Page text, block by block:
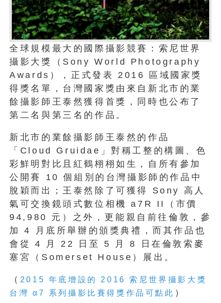
全球規模最大的國際攝影競賽：索尼世界
攝影大獎（Sony World Photography
Awards），正式發表 2016 區域國家獎
得獎名單，台灣國家獎由來自新北市的業
餘攝影師王泰然獲得首獎，同時也公布了
第二名與第三名的作品。
新北市的業餘攝影師王泰然的作品
「Cloud Gruidae」對稱工整的構圖、色
彩鮮明對比且紅鶴栩栩如生，自所有參加
公開賽 10 個組別的台灣攝影師的作品中
脫穎而出；王泰然除了可獲得 Sony 高人
氣可交換鏡頭式數位相機 a7R II（市價
94,980 元）之外，更能親自前往倫敦，參
加 4 月底所舉辦的頒獎典禮，而其作品也
會從 4 月 22 日至 5 月 8 日在倫敦索麥
塞宮（Somerset House）展出。
（ 2015 年底增設的 2016 索尼世界攝影大獎
台灣 α7 系列攝影比賽得獎作品可點此 ）